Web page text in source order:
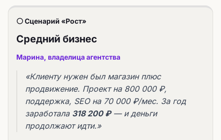
⚪ Сценарий «Рост»
Средний бизнес
Марина, владелица агентства
«Клиенту нужен был магазин плюс
продвижение. Проект на 800 000 ₽,
поддержка, SEO на 70 000 ₽/мес. За год
заработала 318 200 ₽— и деньги
продолжают идти.»